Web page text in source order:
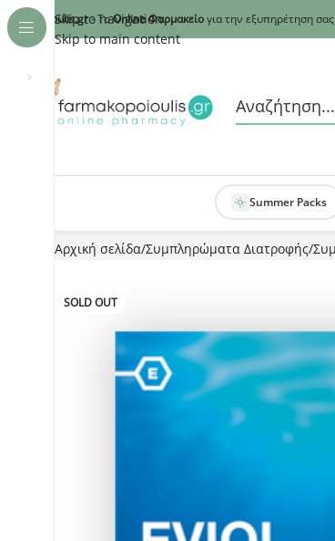
Skip to navigation
Skip to main content
›
- ΤοOnline Φαρμακείογια την εξυπηρέτηση
Summer Packs
Αρχική σελίδα Συμπληρώματα Διατροφής
SOLD OUT